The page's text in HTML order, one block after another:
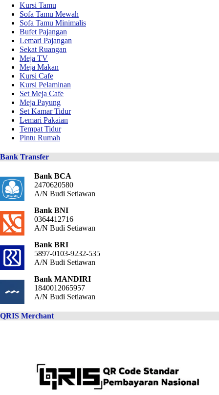
Kursi Tamu
Sofa Tamu Mewah
Sofa Tamu Minimalis
Bufet Pajangan
Lemari Pajangan
Sekat Ruangan
Meja TV
Meja Makan
Kursi Cafe
Kursi Pelaminan
Set Meja Cafe
Meja Payung
Set Kamar Tidur
Lemari Pakaian
Tempat Tidur
Pintu Rumah
Bank Transfer
Bank BCA
2470620580
A/N Budi Setiawan
Bank BNI
0364412716
A/N Budi Setiawan
Bank BRI
5897-0103-9232-535
A/N Budi Setiawan
Bank MANDIRI
1840012065957
A/N Budi Setiawan
QRIS Merchant